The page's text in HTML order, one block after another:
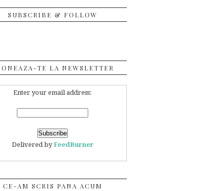
SUBSCRIBE & FOLLOW
TE LA NEWSLETTER
Enter your email address:
Delivered byFeedBurner
CE-AM SCRIS PANA ACUM